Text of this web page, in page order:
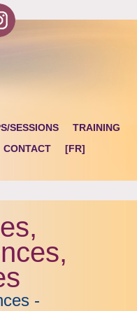
SESSIONS
TRAINING
CONTACT [FR]
-